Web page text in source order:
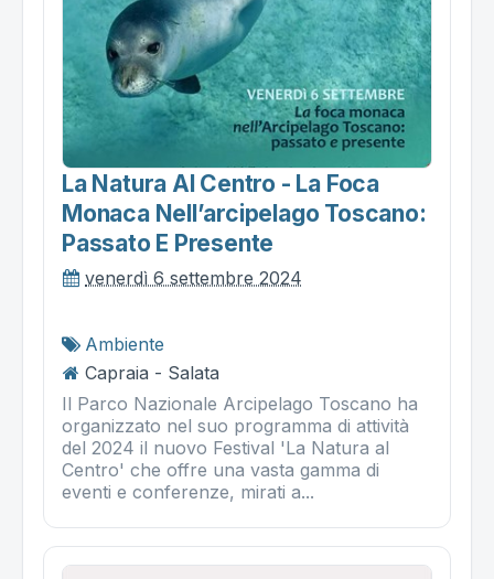
La Natura Al Centro - La Foca
Monaca Nell’arcipelago Toscano:
Passato E Presente
venerdì 6 settembre 2024
Ambiente
Capraia - Salata
Il Parco Nazionale Arcipelago Toscano ha
organizzato nel suo programma di attività
del 2024 il nuovo Festival 'La Natura al
Centro' che offre una vasta gamma di
eventi e conferenze, mirati a...